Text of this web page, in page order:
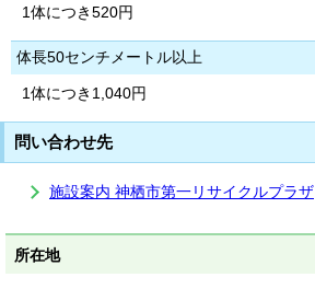
1体につき520円
体長50センチメートル以上
1体につき1,040円
問い合わせ先
施設案内 神栖市第一リサイクルプラザ
所在地